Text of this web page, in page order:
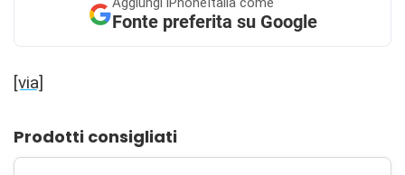
Fonte preferita su Google
[via]
Prodotti consigliati